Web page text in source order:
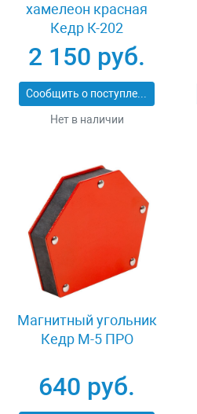
хамелеон красная
Кедр К-202
2 150 руб.
Сообщить о поступлении
Нет в наличии
Магнитный угольник
Кедр М-5 ПРО
640 руб.